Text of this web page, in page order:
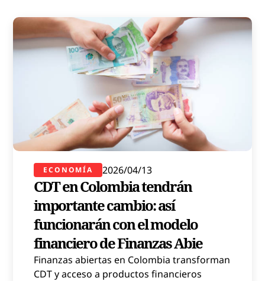
ECONOMÍA 2026/04/13
CDT en Colombia tendrán
importante cambio: así
funcionarán con el modelo
financiero de Finanzas Abie
Finanzas abiertas en Colombia transforman
CDT y acceso a productos financieros